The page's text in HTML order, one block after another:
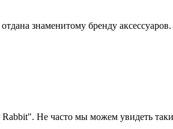
знаменитому бренду аксессуаров.
Не часто мы можем увидеть